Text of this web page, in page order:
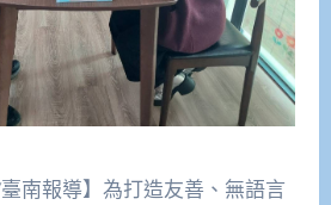
南報導】為打造友善、無語言